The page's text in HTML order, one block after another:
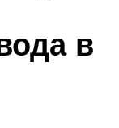
в